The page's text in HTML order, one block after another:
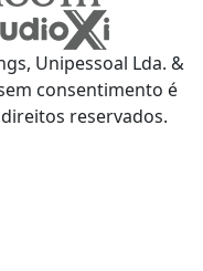
Unipessoal Lda. &
consentimento é
reservados.